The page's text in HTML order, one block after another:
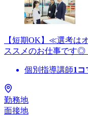
【短期OK】≪選考は
ススメのお仕事です◎
個別指導講師1コ
勤務地
面接地